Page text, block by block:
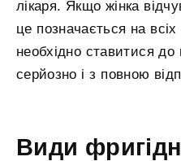
лікаря. Якщо жінка
це позначається на
необхідно ставитися
серйозно і з повною
Види